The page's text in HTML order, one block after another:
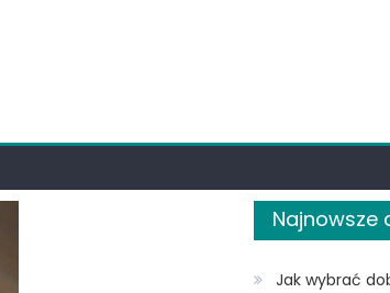
Najnowsze
Jak wybrać